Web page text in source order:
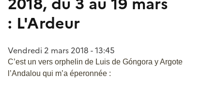
: L'Ardeur
Vendredi 2 mars 2018 - 13:45
C’est un vers orphelin de Luis de Góngora y Argote
l’Andalou qui m’a éperonnée :